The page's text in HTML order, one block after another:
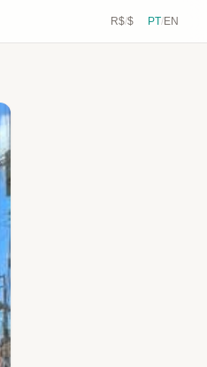
R$/$ PT/EN